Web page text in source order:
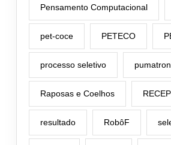
Pensamento Computacional
pet-coce PETECO
processo seletivo
Raposas e Coelhos
resultado RobôF